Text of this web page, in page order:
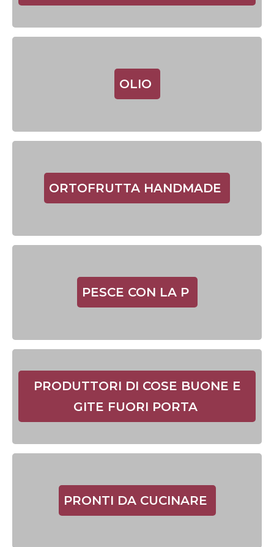
OLIO
ORTOFRUTTA HANDMADE
PESCE CON LA P
PRODUTTORI DI COSE BUONE E
GITE FUORI PORTA
PRONTI DA CUCINARE